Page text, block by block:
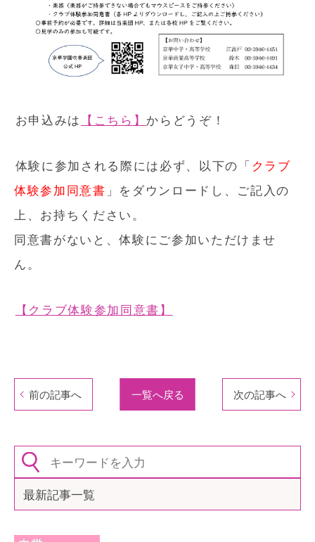
お申込みは 【こちら】 からどうぞ！
体験に参加される際には必ず、以下の「 クラブ
体験参加同意書 」をダウンロードし、ご記入の
上、お持ちください。
同意書がないと、体験にご参加いただけませ
ん。
【クラブ体験参加同意書】
前の記事へ 一覧へ戻る 次の記事へ
最新記事一覧